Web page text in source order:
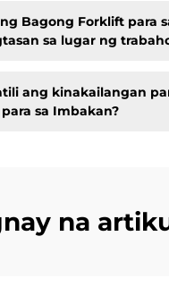
Bagong Forklift para
sa lugar ng
ang kinakailangan
sa Imbakan?
na